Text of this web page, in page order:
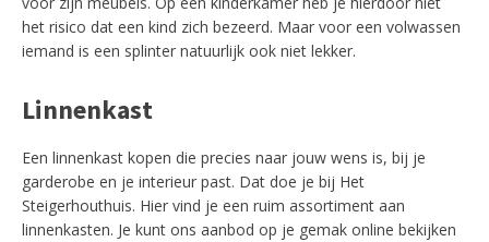
het risico dat een kind zich bezeerd. Maar voor een volwassen
iemand is een splinter natuurlijk ook niet lekker.
Linnenkast
Een linnenkast kopen die precies naar jouw wens is, bij je
garderobe en je interieur past. Dat doe je bij Het
Steigerhouthuis. Hier vind je een ruim assortiment aan
linnenkasten. Je kunt ons aanbod op je gemak online bekijken